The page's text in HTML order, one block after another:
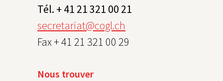
Nous trouver
Tél. + 41 21 321 00 21
secretariat@cogl.ch
Fax + 41 21 321 00 29